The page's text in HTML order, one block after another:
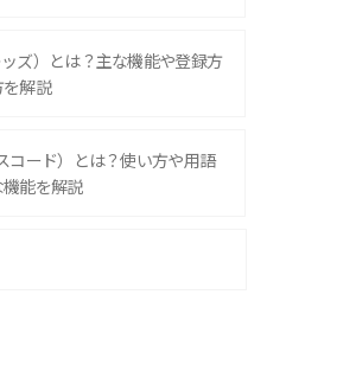
ズ）とは？主な機能や登録方
解説
コード）とは？使い方や用語
能を解説